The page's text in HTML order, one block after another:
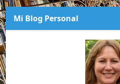
Mi Blog Personal